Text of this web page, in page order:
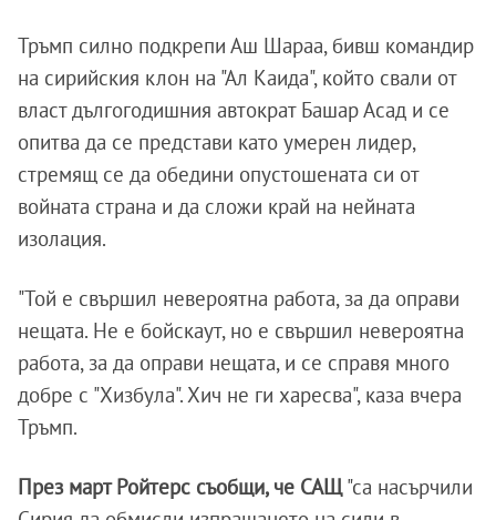
Тръмп силно подкрепи Аш Шараа, бивш командир
на сирийския клон на "Ал Каида", който свали от
власт дългогодишния автократ Башар Асад и се
опитва да се представи като умерен лидер,
стремящ се да обедини опустошената си от
войната страна и да сложи край на нейната
изолация.
"Той е свършил невероятна работа, за да оправи
нещата. Не е бойскаут, но е свършил невероятна
работа, за да оправи нещата, и се справя много
добре с "Хизбула". Хич не ги харесва", каза вчера
Тръмп.
През март Ройтерс съобщи, че САЩ"са насърчили